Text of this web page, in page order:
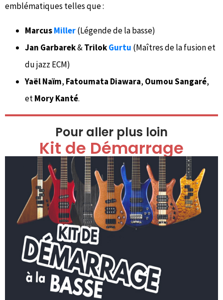
emblématiques telles que :
MarcusMiller(Légende de la basse)
Jan Garbarek&TrilokGurtu (Maîtres de la fusion et
du jazz ECM)
Yaël Naïm, Fatoumata Diawara, Oumou Sangaré,
etMory Kanté.
Pour aller plus loin
Kit de Démarrage